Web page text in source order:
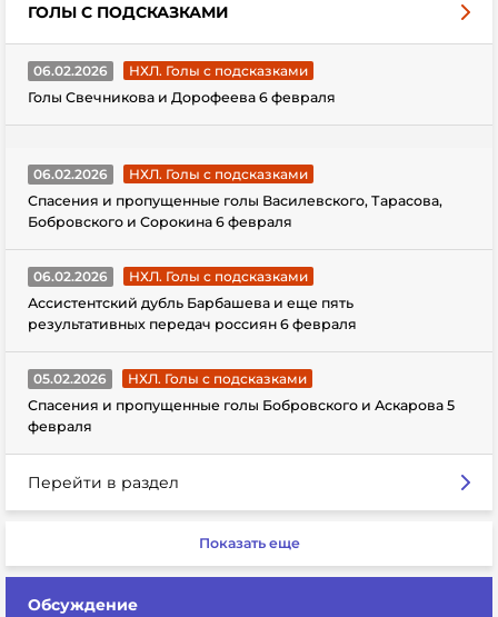
ГОЛЫ С ПОДСКАЗКАМИ
06.02.2026
НХЛ. Голы с подсказками
Голы Свечникова и Дорофеева 6 февраля
06.02.2026
НХЛ. Голы с подсказками
Спасения и пропущенные голы Василевского, Тарасова,
Бобровского и Сорокина 6 февраля
06.02.2026
НХЛ. Голы с подсказками
Ассистентский дубль Барбашева и еще пять
результативных передач россиян 6 февраля
05.02.2026
НХЛ. Голы с подсказками
Спасения и пропущенные голы Бобровского и Аскарова 5
февраля
Перейти в раздел
Показать еще
Обсуждение